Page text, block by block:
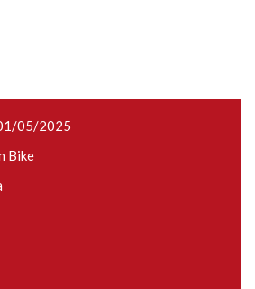
05/2025
Bike